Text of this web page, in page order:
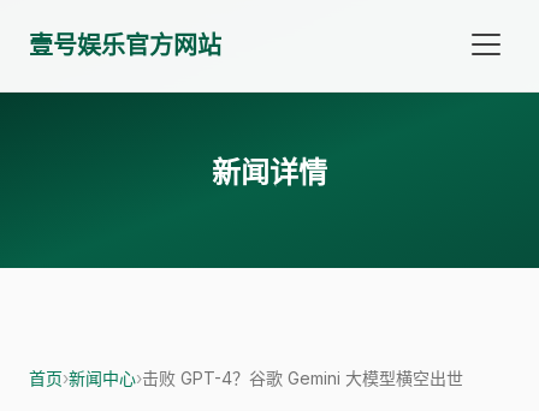
壹号娱乐官方网站
新闻详情
首页›新闻中心›击败 GPT-4？谷歌 Gemini 大模型横空出世